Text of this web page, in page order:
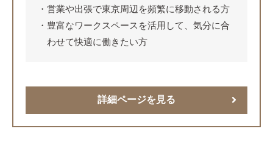
に繋げたい方
営業や出張で東京周辺を頻繁に移動される方
豊富なワークスペースを活用して、気分に合
詳細ページを見る